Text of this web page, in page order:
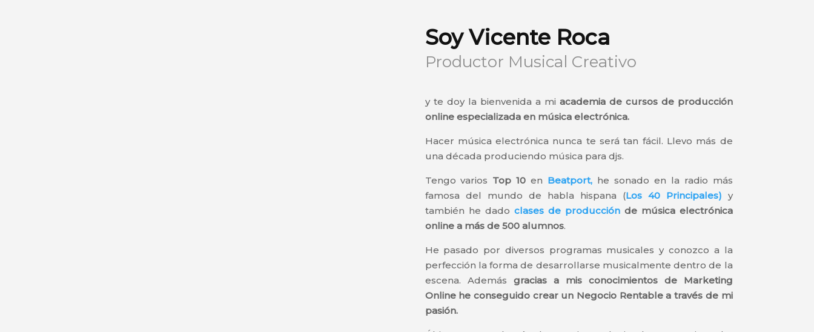
Soy Vicente Roca
Productor Musical Creativo
y te doy la bienvenida a mi academia de cursos de producción
online especializada en música electrónica.
Hacer música electrónica nunca te será tan fácil. Llevo más de
una década produciendo música para djs.
Tengo varios Top 10 en Beatport, he sonado en la radio más
famosa del mundo de habla hispana (Los 40 Principales) y
también he dado clases de producciónde música electrónica
online a más de 500 alumnos.
He pasado por diversos programas musicales y conozco a la
perfección la forma de desarrollarse musicalmente dentro de la
escena. Además gracias a mis conocimientos de Marketing
Online he conseguido crear un Negocio Rentable a través de mi
pasión.